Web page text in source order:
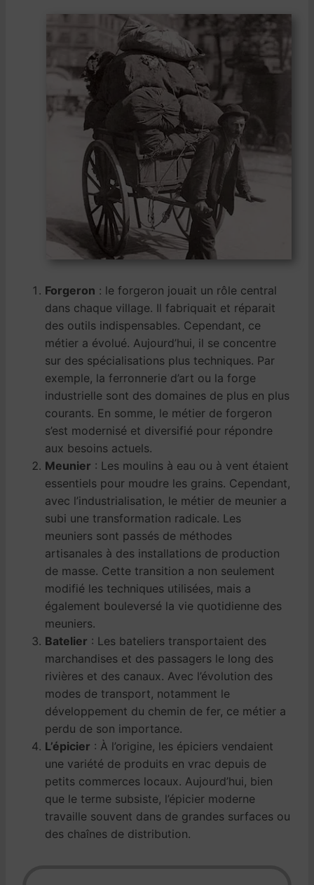
Forgeron : le forgeron jouait un rôle central
dans chaque village. Il fabriquait et réparait
des outils indispensables. Cependant, ce
métier a évolué. Aujourd’hui, il se concentre
sur des spécialisations plus techniques. Par
exemple, la ferronnerie d’art ou la forge
industrielle sont des domaines de plus en plus
courants. En somme, le métier de forgeron
s’est modernisé et diversifié pour répondre
aux besoins actuels.
Meunier : Les moulins à eau ou à vent étaient
essentiels pour moudre les grains. Cependant,
avec l’industrialisation, le métier de meunier a
subi une transformation radicale. Les
meuniers sont passés de méthodes
artisanales à des installations de production
de masse. Cette transition a non seulement
modifié les techniques utilisées, mais a
également bouleversé la vie quotidienne des
meuniers.
Batelier : Les bateliers transportaient des
marchandises et des passagers le long des
rivières et des canaux. Avec l’évolution des
modes de transport, notamment le
développement du chemin de fer, ce métier a
perdu de son importance.
L’épicier : À l’origine, les épiciers vendaient
une variété de produits en vrac depuis de
petits commerces locaux. Aujourd’hui, bien
que le terme subsiste, l’épicier moderne
travaille souvent dans de grandes surfaces ou
des chaînes de distribution.